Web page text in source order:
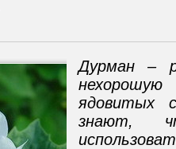
Дурман –
ядовитых
знают,